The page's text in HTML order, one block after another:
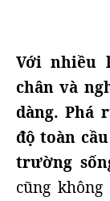
Với nhiều
chân và
dàng. Phá
độ toàn
trường
cũng